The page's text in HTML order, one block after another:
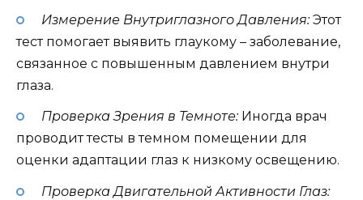
Измерение Внутриглазного Давления:Этот
тест помогает выявить глаукому – заболевание,
связанное с повышенным давлением внутри
глаза.
Проверка Зрения в Темноте:Иногда врач
проводит тесты в темном помещении для
оценки адаптации глаз к низкому освещению.
Проверка Двигательной Активности Глаз: